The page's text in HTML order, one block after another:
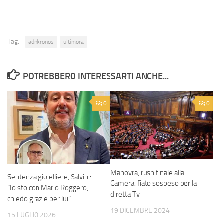
Tag: adnkronos ultimora
POTREBBERO INTERESSARTI ANCHE...
0
Sentenza gioielliere, Salvini:
“Io sto con Mario Roggero,
chiedo grazie per lui”
15 LUGLIO 2026
0
Manovra, rush finale alla
Camera: fiato sospeso per la
diretta Tv
19 DICEMBRE 2024